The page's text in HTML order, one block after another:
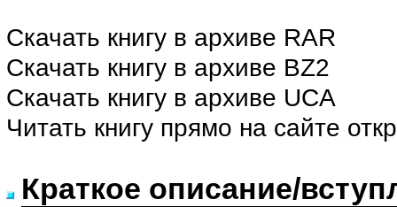
Скачать книгу в архиве RAR
Скачать книгу в архиве BZ2
Скачать книгу в архиве UCA
Читать книгу прямо на сайте
Краткое описание/